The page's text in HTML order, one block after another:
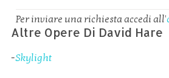
Per inviare una richiesta accedi all'
Altre Opere Di David Hare
-Skylight